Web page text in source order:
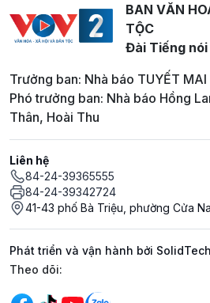
BAN VĂN
TỘC
Đài Tiếng
Trưởng ban: Nhà báo TUYẾT MAI
Phó trưởng ban: Nhà báo Hồng
Thân, Hoài Thu
Liên hệ
84-24-39365555
84-24-39342724
41-43 phố Bà Triệu, phường Cửa
Phát triển và vận hành bởi SolidTech
Mạng xã hội
Theo dõi: